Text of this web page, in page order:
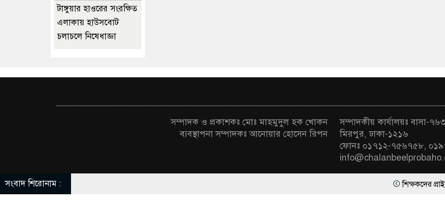
টাঙ্গুয়ার হাওরের সংরক্ষিত
এলাকায় হাউসবোট
চলাচলে নিষেধাজ্ঞা
সম্পাদক ও প্রকাশকঃ মোঃ মাহমুদুল হক খোকন
ব্যবস্থাপনা সম্পাদকঃ আনোয়ার হোসেন রিপন
সম্পাদকীয় কার্যালয়ঃ বাসা-
মিরপুর, ঢাকা-১২১৬
ফোনঃ ০১৭১২-৭৫৬৭৫৮,
সংবাদ শিরোনাম : শিক্ষকদের প্রাইভেট পড়ানো